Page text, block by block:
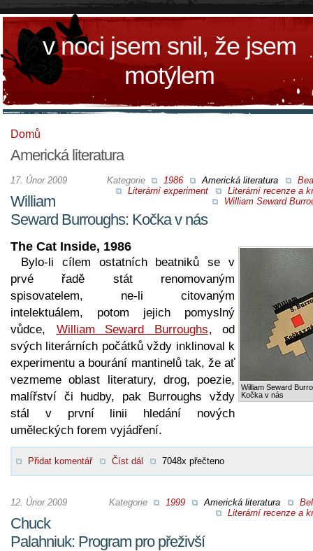
v noci jsem snil, že jsem
motýlem
Domů
Americká literatura
Kategorie 1986 Americká literatura
Literární experiment
Literární recenze a
William Seward
17. Únor 2009
William
Seward Burroughs: Kočka v nás
William Seward
Kočka v nás
The Cat Inside, 1986
Bylo-li cílem ostatních beatniků se v
prvé řadě stát renomovaným
spisovatelem, ne-li citovaným
intelektuálem, potom jejich pomyslný
vůdce, William Seward Burroughs, od
svých literárních počátků vždy inklinoval k
experimentu a bourání mantinelů tak, že ať
vezmeme oblast literatury, drog, poezie,
malířství či hudby, pak Burroughs vždy
stál v první linii hledání nových
uměleckých forem vyjádření.
Přidat komentář Číst dál 7048x přečteno
Kategorie 1999 Americká literatura
Literární recenze a
12. Únor 2009
Chuck
Palahniuk: Program pro přeživší